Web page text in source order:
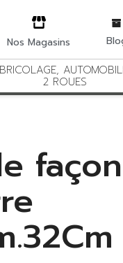
Nos Magasins
2 ROUES
façon